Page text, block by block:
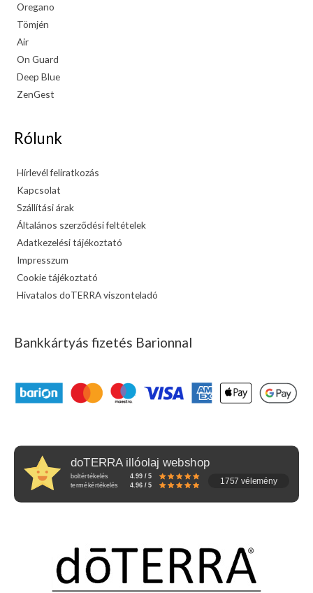
Oregano
Tömjén
Air
On Guard
Deep Blue
ZenGest
Rólunk
Hírlevél feliratkozás
Kapcsolat
Szállítási árak
Általános szerződési feltételek
Adatkezelési tájékoztató
Impresszum
Cookie tájékoztató
Hivatalos doTERRA viszonteladó
Bankkártyás fizetés Barionnal
doTERRA illóolaj webshop
boltértékelés
4.99 / 5
termékértékelés
4.96 / 5 1757 vélemény